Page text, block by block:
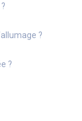
?
?